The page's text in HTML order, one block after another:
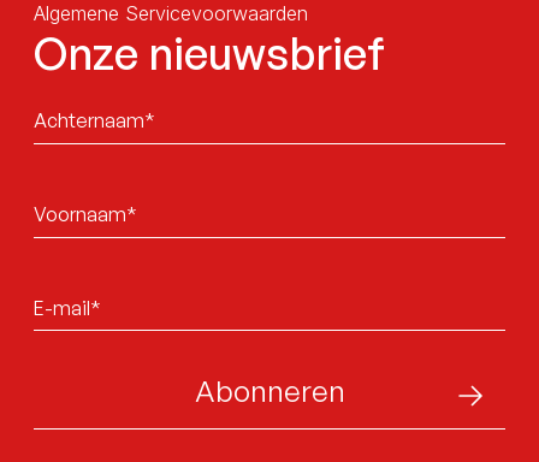
Algemene Servicevoorwaarden
Onze nieuwsbrief
Sans
titre
Sans
titre
E-
mail*